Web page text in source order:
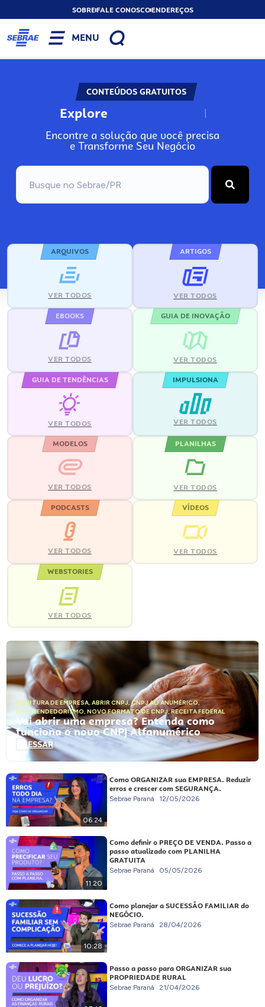
SOBREFALE CONOSCOENDEREÇOS
MENU
CONTEÚDOS GRATUITOS
Explore N
Encontre a solução que você precisa
e Transforme Seu Negócio
ARQUIVOS
VER TODOS
ARTIGOS
VER TODOS
EBOOKS
VER TODOS
GUIA DE INOVAÇÃO
VER TODOS
GUIA DE TENDÊNCIAS
VER TODOS
IMPULSIONA
VER TODOS
MODELOS
VER TODOS
PLANILHAS
VER TODOS
PODCASTS
VER TODOS
VÍDEOS
VER TODOS
WEBSTORIES
VER TODOS
ABERTURA DE EMPRESA, ABRIR CNPJ,CNPJ ALFANUMÉRICO,
EMPREENDEDORISMO, NOVO FORMATO DE CNPJ,RECEITA FEDERAL
Vai abrir uma empresa? Entenda como
funciona o novo CNPJ Alfanumérico
ACESSAR
06:24
Como ORGANIZAR sua EMPRESA. Reduzir
erros e crescer com SEGURANÇA.
Sebrae Paraná 12/05/2026
11:20
Como definir o PREÇO DE VENDA. Passo a
passo atualizado com PLANILHA
GRATUITA
Sebrae Paraná 05/05/2026
10:28
Como planejar a SUCESSÃO FAMILIAR do
NEGÓCIO.
Sebrae Paraná 28/04/2026
Passo a passo para ORGANIZAR sua
PROPRIEDADE RURAL
Sebrae Paraná 21/04/2026